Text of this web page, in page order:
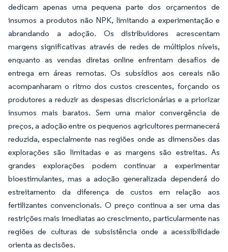
dedicam apenas uma pequena parte dos orçamentos de
insumos a produtos não NPK, limitando a experimentação e
abrandando a adoção. Os distribuidores acrescentam
margens significativas através de redes de múltiplos níveis,
enquanto as vendas diretas online enfrentam desafios de
entrega em áreas remotas. Os subsídios aos cereais não
acompanharam o ritmo dos custos crescentes, forçando os
produtores a reduzir as despesas discricionárias e a priorizar
insumos mais baratos. Sem uma maior convergência de
preços, a adoção entre os pequenos agricultores permanecerá
reduzida, especialmente nas regiões onde as dimensões das
explorações são limitadas e as margens são estreitas. As
grandes explorações podem continuar a experimentar
bioestimulantes, mas a adoção generalizada dependerá do
estreitamento da diferença de custos em relação aos
fertilizantes convencionais. O preço continua a ser uma das
restrições mais imediatas ao crescimento, particularmente nas
regiões de culturas de subsistência onde a acessibilidade
orienta as decisões.